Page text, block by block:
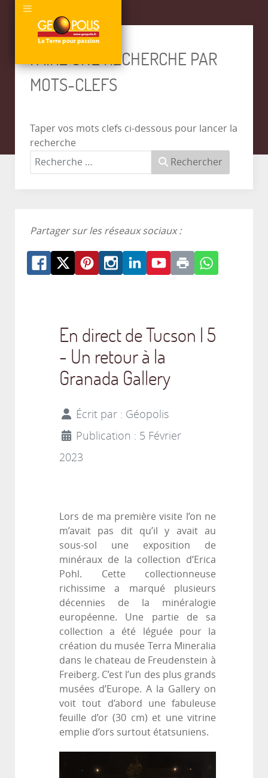
FAIRE UNE RECHERCHE PAR
MOTS-CLEFS
Taper vos mots clefs ci-dessous pour lancer la
recherche
Rechercher
Partager sur les réseaux sociaux :
En direct de Tucson | 5
- Un retour à la
Granada Gallery
Écrit par : Géopolis
Publication : 5 Février
2023
Lors de ma première visite l’on ne
m’avait pas dit qu’il y avait au
sous-sol une exposition de
minéraux de la collection d’Erica
Pohl. Cette collectionneuse
richissime a marqué plusieurs
décennies de la minéralogie
européenne. Une partie de sa
collection a été léguée pour la
création du musée Terra Mineralia
dans le chateau de Freudenstein à
Freiberg. C’est l’un des plus grands
musées d’Europe. A la Gallery on
voit tout d’abord une fabuleuse
feuille d’or (30 cm) et une vitrine
emplie d’ors surtout étatsuniens.